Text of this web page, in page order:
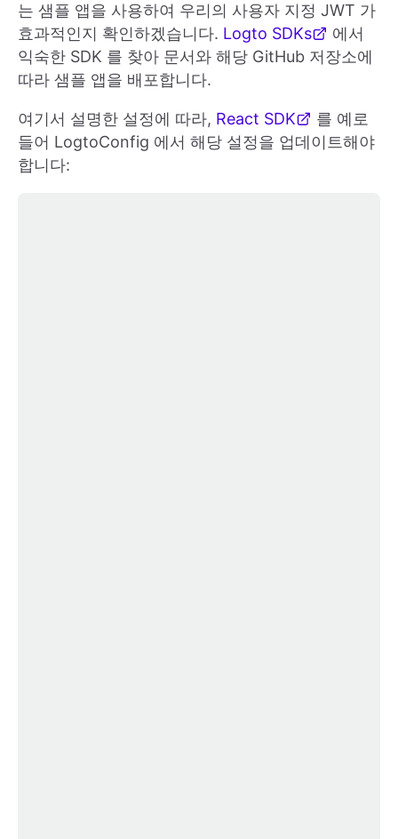
는 샘플 앱을 사용하여 우리의 사용자 지정 JWT 가
효과적인지 확인하겠습니다. Logto SDKs
에서
익숙한 SDK 를 찾아 문서와 해당 GitHub 저장소에
따라 샘플 앱을 배포합니다.
여기서 설명한 설정에 따라, React SDK
를 예로
들어 LogtoConfig 에서 해당 설정을 업데이트해야
합니다: